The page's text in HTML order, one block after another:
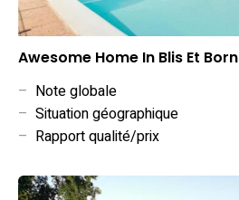
Awesome Home In Blis Et Born
– Note globale
– Situation géographique
– Rapport qualité/prix